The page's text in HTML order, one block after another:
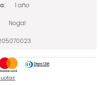
1 año
Nogal